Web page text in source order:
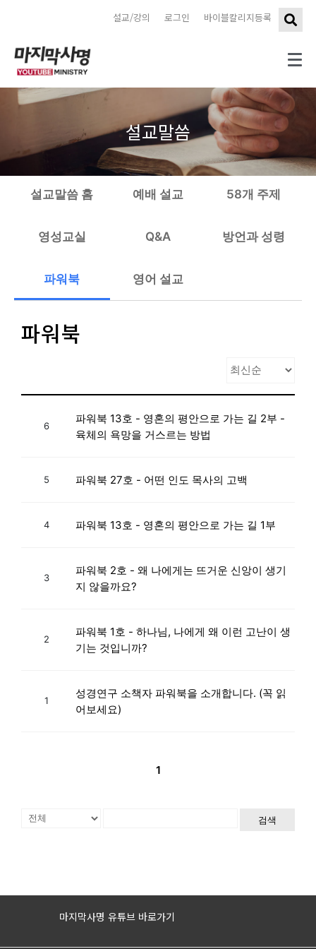
바이블칼리지등록
로그인
설교/강의
설교말씀
설교말씀 홈 예배 설교 58개 주제
영성교실 Q&A 방언과 성령
파워북 영어 설교
파워북
6
파워북 13호 - 영혼의 평안으로 가는 길 2부 -
육체의 욕망을 거스르는 방법
5 파워북 27호 - 어떤 인도 목사의 고백
4 파워북 13호 - 영혼의 평안으로 가는 길 1부
3
파워북 2호 - 왜 나에게는 뜨거운 신앙이 생기
지 않을까요?
2
파워북 1호 - 하나님, 나에게 왜 이런 고난이 생
기는 것입니까?
1
성경연구 소책자 파워북을 소개합니다. (꼭 읽
어보세요)
1
검색
마지막사명 유튜브 바로가기